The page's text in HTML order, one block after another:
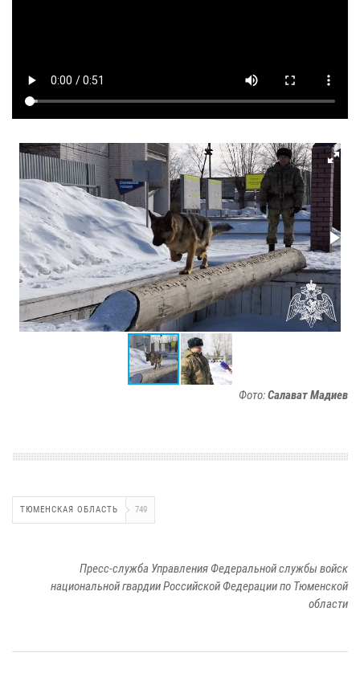
Фото:Салават Мадиев
ТЮМЕНСКАЯ ОБЛАСТЬ 749
Пресс-служба Управления Федеральной службы войск
национальной гвардии Российской Федерации по Тюменской
области